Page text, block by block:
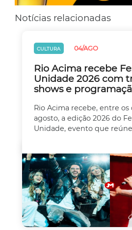
Notícias relacionadas
CULTURA 04/AGO
Rio Acima recebe
Unidade 2026 com
shows e
Rio Acima recebe, entre os
agosto, a edição 2026 do
Unidade, evento que